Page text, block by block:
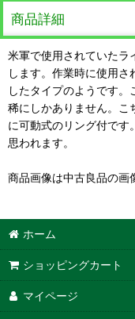
商品詳細
米軍で使用されていたラ
します。作業時に使用
したタイプのようです
稀にしかありません。こ
に可動式のリング付で
思われます。
商品画像は中古良品の画
ホーム
ショッピングカート
マイページ